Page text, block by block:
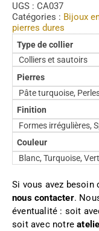
UGS : CA037
Catégories : Bijoux
pierres dures
Type de collier
Colliers et sautoirs
Pierres
Pâte turquoise,
Finition
Formes irrégulières,
Couleur
Blanc, Turquoise,
Si vous avez besoin
nous contacter.
éventualité : soit
soit avec notre